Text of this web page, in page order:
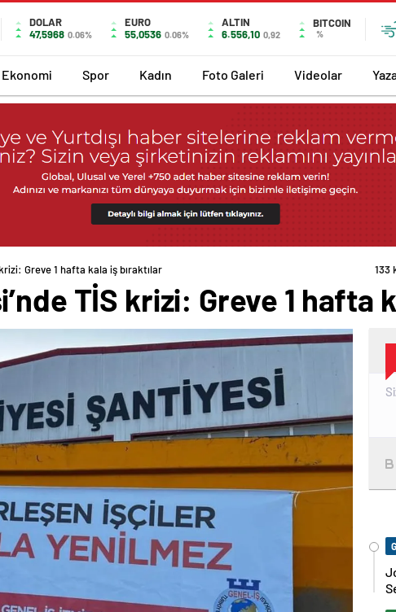
DOLAR
47,5968 0.06%
EURO
55,0536 0.06%
ALTIN
6.556,10 0,92
BITCOIN
%
Ekonomi Spor Kadın Foto Galeri Videolar
Greve 1 hafta kala iş bıraktılar
TİS krizi: Greve 1 hafta